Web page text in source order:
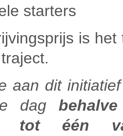
starters
is
aan dit
dagbehalve
tot één